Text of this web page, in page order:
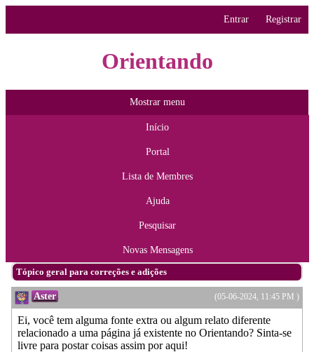
Entrar Registrar
Orientando
Mostrar menu
Início
Portal
Lista de Membres
Ajuda
Pesquisar
Novas Mensagens
Tópico geral para correções e adições
(05-06-2024, 11:45 PM )
Aster
Ei, você tem alguma fonte extra ou algum relato diferente
relacionado a uma página já existente no Orientando? Sinta-se
livre para postar coisas assim por aqui!